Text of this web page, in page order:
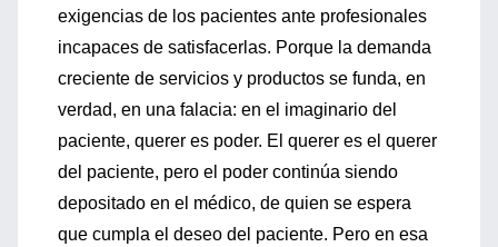
exigencias de los pacientes ante profesionales
incapaces de satisfacerlas. Porque la demanda
creciente de servicios y productos se funda, en
verdad, en una falacia: en el imaginario del
paciente, querer es poder. El querer es el querer
del paciente, pero el poder continúa siendo
depositado en el médico, de quien se espera
que cumpla el deseo del paciente. Pero en esa